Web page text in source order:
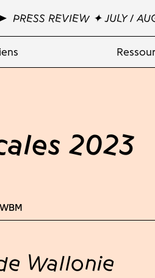
PRESS REVIEW ✦ JULY /
2023
Wallonie